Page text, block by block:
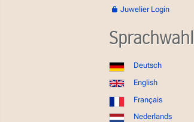
Juwelier Login
Sprachwahl
Deutsch
English
Français
Nederlands